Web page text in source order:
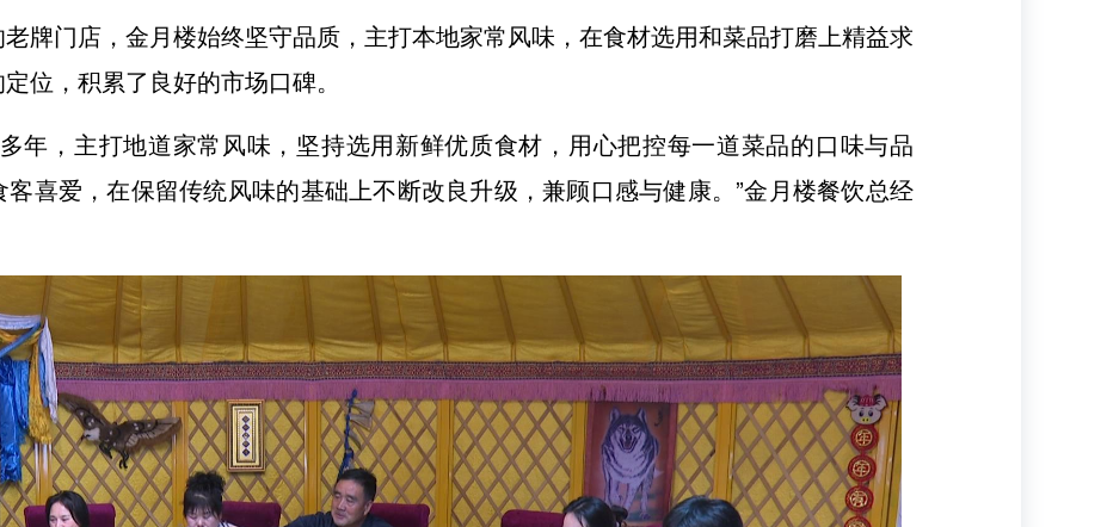
牌门店，金月楼始终坚守品质，主打本地家常风味，在食材选用和菜品打磨上精益求
位，积累了良好的市场口碑。
年，主打地道家常风味，坚持选用新鲜优质食材，用心把控每一道菜品的口味与品
喜爱，在保留传统风味的基础上不断改良升级，兼顾口感与健康。”金月楼餐饮总经